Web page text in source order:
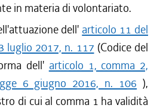
in materia di volontariato.
dell' articolo 11 del
luglio 2017, n. 117 (Codice del
dell' articolo 1, comma 2,
6 giugno 2016, n. 106 ),
di cui al comma 1 ha validità